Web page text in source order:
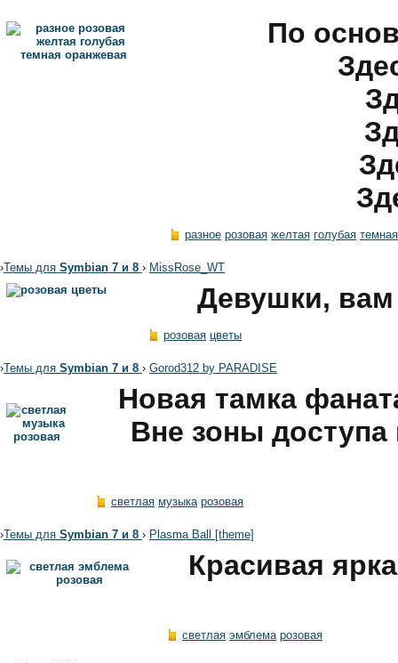
По
разное розовая желтая голубая темная
›Темы для Symbian 7 и 8 › MissRose_WT
Девушки,
розовая цветы
›Темы для Symbian 7 и 8 › Gorod312 by PARADISE
Новая тамка
Вне зоны
светлая музыка розовая
›Темы для Symbian 7 и 8 › Plasma Ball [theme]
Красивая
светлая эмблема розовая